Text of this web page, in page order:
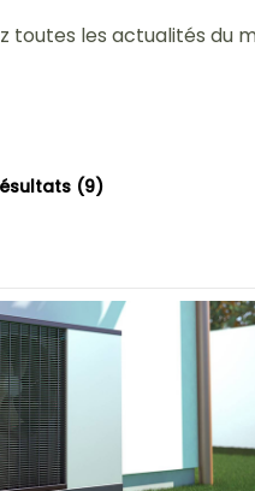
toutes les actualités du
(9)